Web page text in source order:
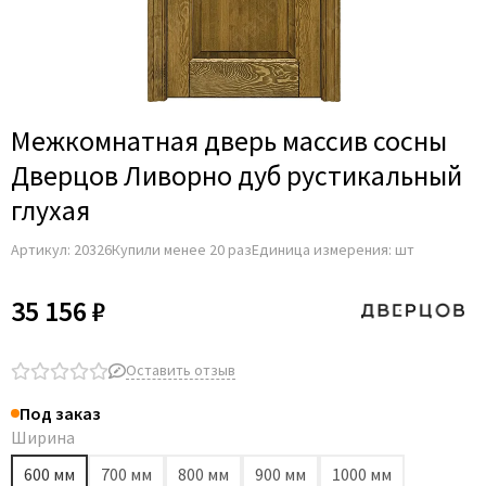
Aldeghi Luigi
Archie
Armadillo
Aurum Doors
Bravo
Comaglio
Comit
Межкомнатная дверь массив сосны
Дверцов Ливорно дуб рустикальный
глухая
Артикул: 20326Купили менее 20 разЕдиница измерения: шт
35 156 ₽
Оставить отзыв
Под заказ
Ширина
600 мм
700 мм 800 мм 900 мм
1000 мм